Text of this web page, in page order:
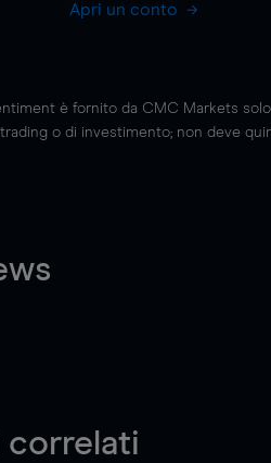
Apri un conto
è fornito da CMC Markets
o di investimento; non deve